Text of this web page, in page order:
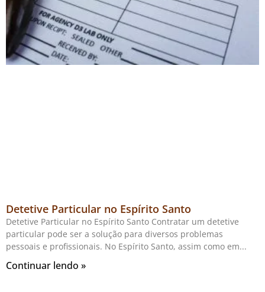
Detetive Particular no Espírito Santo
Detetive Particular no Espírito Santo Contratar um detetive
particular pode ser a solução para diversos problemas
pessoais e profissionais. No Espírito Santo, assim como em
Continuar lendo »